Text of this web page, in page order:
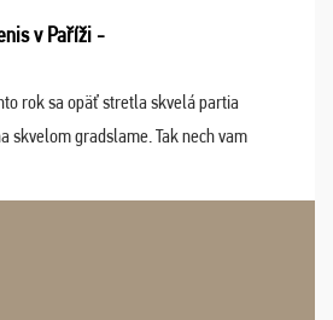
v Paříži -
rok sa opäť stretla skvelá partia
skvelom gradslame. Tak nech vam
Prajem vam este veľa ta ...